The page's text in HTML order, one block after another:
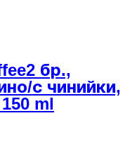
2 бр.,
с чинийки,
ml